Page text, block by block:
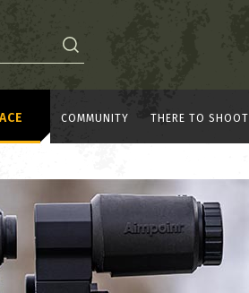
COMMUNITY THERE TO SHOOT